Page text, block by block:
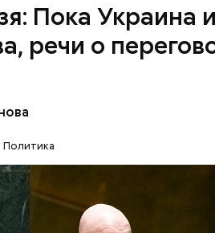
Пока Украина
речи о
Политика